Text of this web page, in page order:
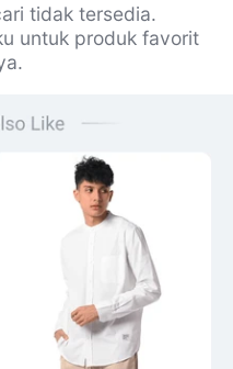
tidak tersedia.
untuk produk favorit